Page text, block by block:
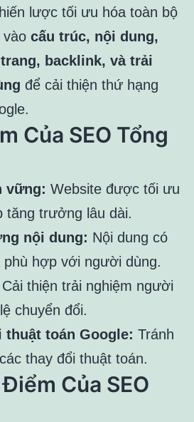
lược tối ưu hóa toàn bộ
vào cấu trúc, nội dung,
backlink, và trải
để cải thiện thứ hạng
Của SEO Tổng
vững: Website được tối ưu
tăng trưởng lâu dài.
nội dung: Nội dung có
hợp với người dùng.
Cải thiện trải nghiệm người
chuyển đổi.
toán Google: Tránh
thay đổi thuật toán.
Của SEO